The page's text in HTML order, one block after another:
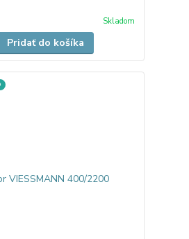
Skladom
Pridať do košíka